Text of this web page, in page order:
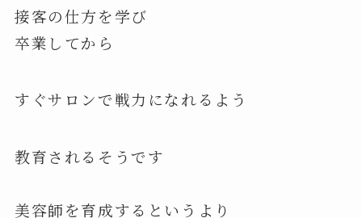
接客の仕方を学び
卒業してから
すぐサロンで戦力になれるよう
教育されるそうです
美容師を育成するというより